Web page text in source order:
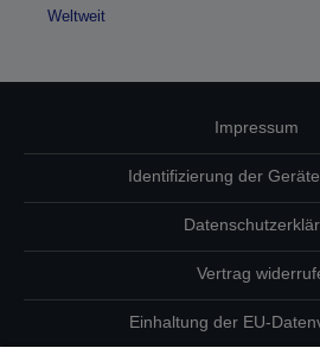
Weltweit
Impressum
Identifizierung der
Vertrag
Einhaltung der EU-